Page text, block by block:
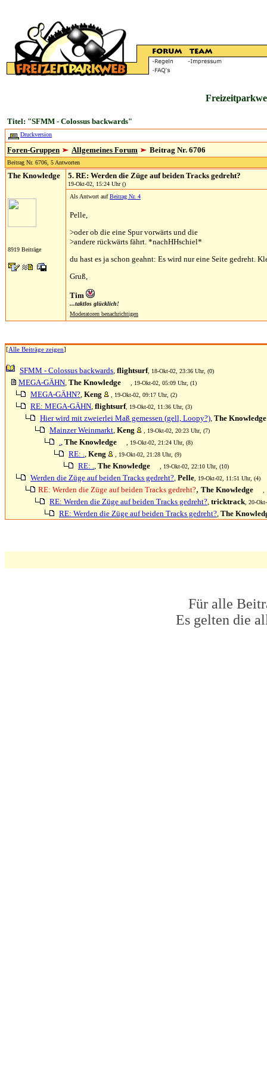
Titel: "SFMM - Colossus backwards"
Druckversion
Foren-Gruppen Allgemeines Forum Beitrag Nr. 6706
Beitrag Nr. 6706, 5 Antworten
The Knowledge
8919 Beiträge
5. RE: Werden die Züge auf beiden Tracks gedreht?
19-Okt-02, 15:24 Uhr ()
Als Antwort aufBeitrag Nr. 4
Pelle,
>oder ob die eine Spur vorwärts und die
>andere rückwärts fährt. *nachHHschiel*
du hast es ja schon geahnt: Es wird nur eine Seite gedreht.
Gruß,
Tim
...taktlos glücklich!
Moderatoren benachrichtigen
[Alle Beiträge zeigen]
SFMM - Colossus backwards, flightsurf, 18-Okt-02, 23:36 Uhr, (0)
MEGA-GÄHN, The Knowledge , 19-Okt-02, 05:09 Uhr, (1)
MEGA-GÄHN?, Keng , 19-Okt-02, 09:17 Uhr, (2)
RE: MEGA-GÄHN, flightsurf, 19-Okt-02, 11:36 Uhr, (3)
Hier wird mit zweierlei Maß gemessen (gell, Loopy?), The Knowledge
Mainzer Weinmarkt, Keng , 19-Okt-02, 20:23 Uhr, (7)
., The Knowledge , 19-Okt-02, 21:24 Uhr, (8)
RE: ., Keng , 19-Okt-02, 21:28 Uhr, (9)
RE: ., The Knowledge , 19-Okt-02, 22:10 Uhr, (10)
Werden die Züge auf beiden Tracks gedreht?, Pelle , 19-Okt-02, 11:51 Uhr, (4)
RE: Werden die Züge auf beiden Tracks gedreht?, The Knowledge
RE: Werden die Züge auf beiden Tracks gedreht?, tricktrack , 20-
RE: Werden die Züge auf beiden Tracks gedreht?, The
Für alle
Es gelten die